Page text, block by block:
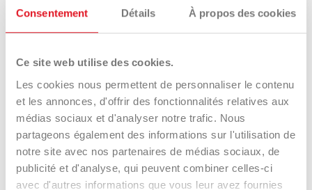
Consentement Détails À propos des cookies
Ce site web utilise des cookies.
Les cookies nous permettent de personnaliser le contenu
et les annonces, d'offrir des fonctionnalités relatives aux
médias sociaux et d'analyser notre trafic. Nous
partageons également des informations sur l'utilisation de
notre site avec nos partenaires de médias sociaux, de
publicité et d'analyse, qui peuvent combiner celles-ci
avec d'autres informations que vous leur avez fournies
Tondeuses à fléaux
automotrices
Profihopper PH1250 SmartLine - 1,25 m